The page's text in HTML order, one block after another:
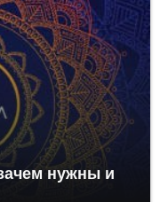
нужны и